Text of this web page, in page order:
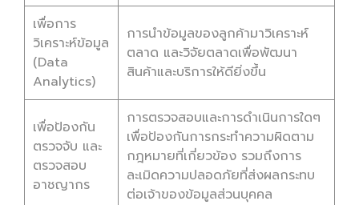
เพื่อการ
วิเคราะห์ข้อมูล
(Data
Analytics)
การนำข้อมูลของลูกค้ามาวิเคราะห์
ตลาด และวิจัยตลาดเพื่อพัฒนา
สินค้าและบริการให้ดียิ่งขึ้น
เพื่อป้องกัน
ตรวจจับ และ
ตรวจสอบ
อาชญากร
การตรวจสอบและการดำเนินการใดๆ
เพื่อป้องกันการกระทำความผิดตาม
กฎหมายที่เกี่ยวข้อง รวมถึงการ
ละเมิดความปลอดภัยที่ส่งผลกระทบ
ต่อเจ้าของข้อมูลส่วนบุคคล